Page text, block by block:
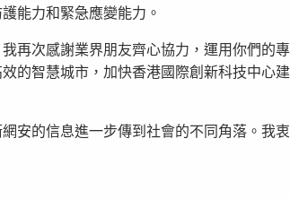
能力和緊急應變能力。
再次感謝業界朋友齊心協力，運用你們的
的智慧城市，加快香港國際創新科技中心
安的信息進一步傳到社會的不同角落。我